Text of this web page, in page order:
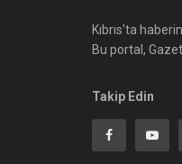
Kıbrıs'ta
Bu portal,
Takip Edin